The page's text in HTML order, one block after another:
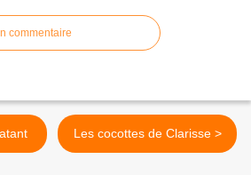
commentaire
Les cocottes de Clarisse >